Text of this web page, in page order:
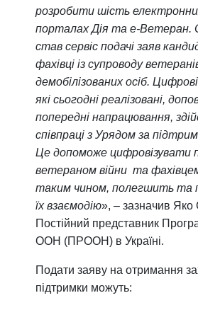
розробити шість
порталах Дія та е-Ветеран.
став сервіс подачі заяв
фахівці із супроводу
демобілізованих осіб.
які сьогодні реалізовані,
попередні напрацювання,
співпраці з Урядом за
Це допоможе цифровізувати
ветераном війни та фахівцем
таким чином, полегшить та
їх взаємодію», – зазначив Яко
Постійний представник
ООН (ПРООН) в Україні.
Подати заяву на отримання
підтримки можуть: